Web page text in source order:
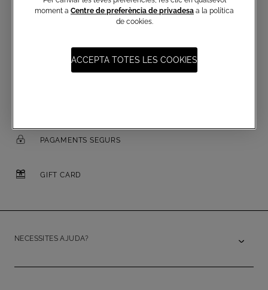
ENVIAMENT GRATUÏT A PARTIR DE 250€
PAGAMENTS SEGURS
GIFT CARD
NECESSITES AJUDA?
moment a Centre de preferència de privadesa a la política
de cookies.
ACCEPTA TOTES LES COOKIES